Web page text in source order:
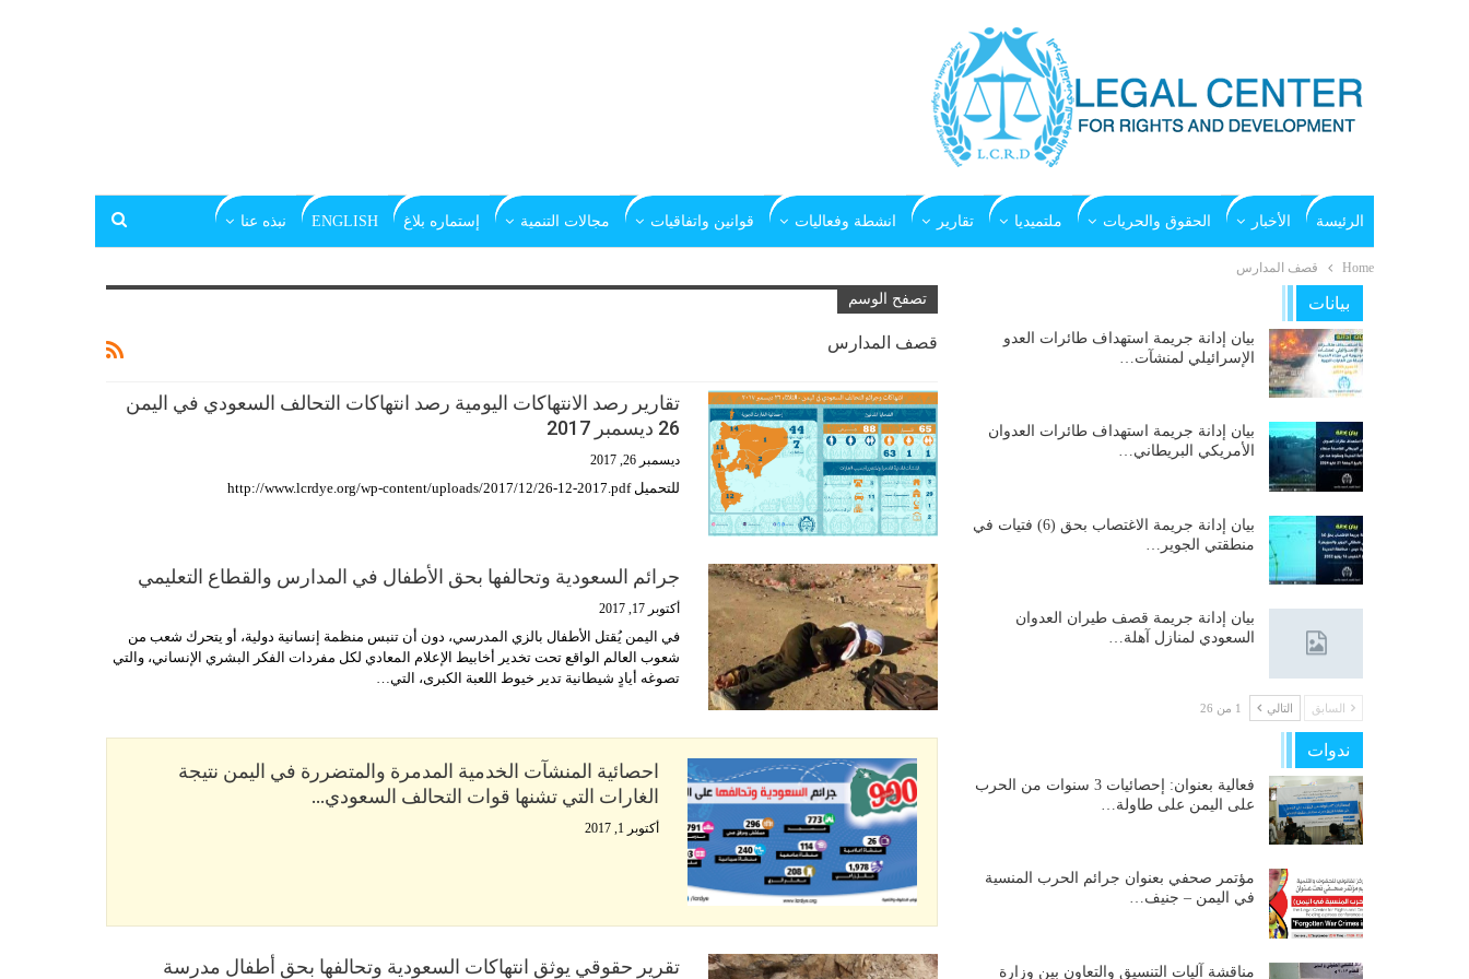
الرئيسة الأخبار الحقوق والحريات ملتميديا تقارير انشطة وفعاليات قوانين واتفاقيات مجالات التنمية إستماره بلاغ ENGLISH نبذه عنا
Home قصف المدارس
تصفح الوسم
قصف المدارس
تقارير رصد الانتهاكات اليومية رصد انتهاكات التحالف السعودي في اليمن
26 ديسمبر 2017
ديسمبر 26, 2017
للتحميل http://www.lcrdye.org/wp-content/uploads/2017/12/26-12-2017.pdf
جرائم السعودية وتحالفها بحق الأطفال في المدارس والقطاع التعليمي
أكتوبر 17, 2017
في اليمن يُقتل الأطفال بالزي المدرسي، دون أن تنبس منظمة إنسانية دولية، أو يتحرك شعب من
شعوب العالم الواقع تحت تخدير أخابيط الإعلام المعادي لكل مفردات الفكر البشري الإنساني، والتي
تصوغه أيادٍ شيطانية تدير خيوط اللعبة الكبرى، التي…
احصائية المنشآت الخدمية المدمرة والمتضررة في اليمن نتيجة
الغارات التي تشنها قوات التحالف السعودي…
أكتوبر 1, 2017
تقرير حقوقي يوثق انتهاكات السعودية وتحالفها بحق أطفال مدرسة
بيانات
بيان إدانة جريمة استهداف طائرات العدو
الإسرائيلي لمنشآت…
بيان إدانة جريمة استهداف طائرات العدوان
الأمريكي البريطاني…
بيان إدانة جريمة الاغتصاب بحق (6) فتيات في
منطقتي الجوير…
بيان إدانة جريمة قصف طيران العدوان
السعودي لمنازل آهلة…
السابق التالي 1 من 26
ندوات
فعالية بعنوان: إحصائيات 3 سنوات من الحرب
على اليمن على طاولة…
مؤتمر صحفي بعنوان جرائم الحرب المنسية
في اليمن – جنيف…
مناقشة آليات التنسيق والتعاون بين وزارة